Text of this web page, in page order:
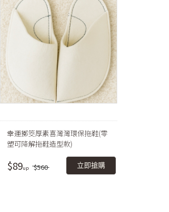
幸運擲筊厚素喜灣灣環保拖鞋(零
塑可降解拖鞋造型款)
$89 $560 立即搶購